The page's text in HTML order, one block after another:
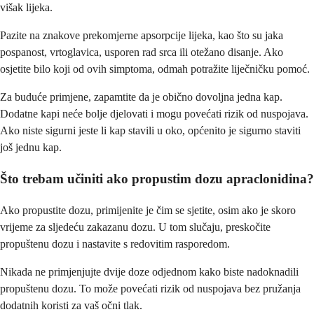
višak lijeka.
Pazite na znakove prekomjerne apsorpcije lijeka, kao što su jaka
pospanost, vrtoglavica, usporen rad srca ili otežano disanje. Ako
osjetite bilo koji od ovih simptoma, odmah potražite liječničku pomoć.
Za buduće primjene, zapamtite da je obično dovoljna jedna kap.
Dodatne kapi neće bolje djelovati i mogu povećati rizik od nuspojava.
Ako niste sigurni jeste li kap stavili u oko, općenito je sigurno staviti
još jednu kap.
Što trebam učiniti ako propustim dozu apraclonidina?
Ako propustite dozu, primijenite je čim se sjetite, osim ako je skoro
vrijeme za sljedeću zakazanu dozu. U tom slučaju, preskočite
propuštenu dozu i nastavite s redovitim rasporedom.
Nikada ne primjenjujte dvije doze odjednom kako biste nadoknadili
propuštenu dozu. To može povećati rizik od nuspojava bez pružanja
dodatnih koristi za vaš očni tlak.